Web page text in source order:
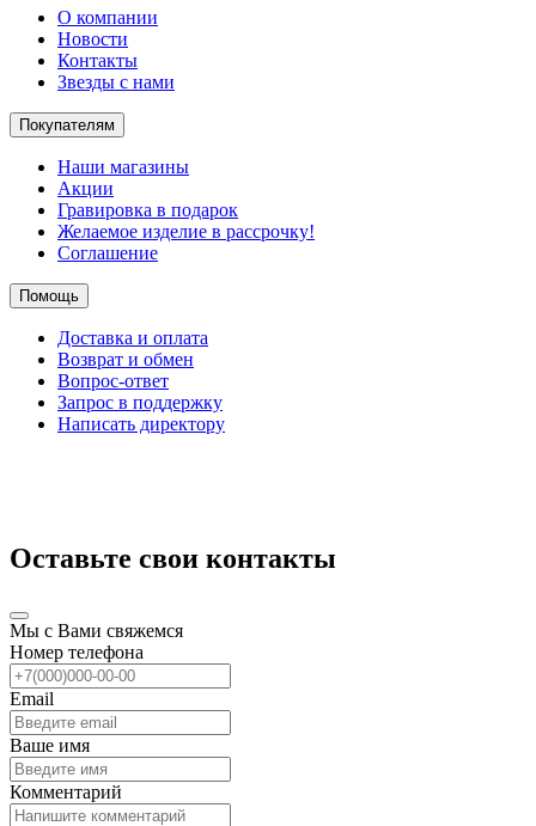
О компании
Новости
Контакты
Звезды с нами
Покупателям
Наши магазины
Акции
Гравировка в подарок
Желаемое изделие в рассрочку!
Соглашение
Помощь
Доставка и оплата
Возврат и обмен
Вопрос-ответ
Запрос в поддержку
Написать директору
Оставьте свои контакты
Мы с Вами свяжемся
Номер телефона
Email
Ваше имя
Комментарий